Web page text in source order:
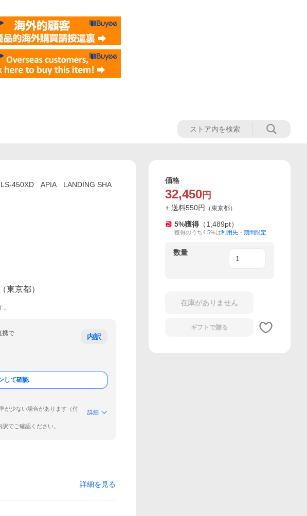
450XD APIA LANDING SHA
（東京都）
携で 内訳
して確認
が少ない場合があります（付
詳細
でご確認ください。
詳細を見る
価格
32,450 円
+ 送料550円 （東京都）
5%獲得 （1,489pt）
獲得のうち4.5%は利用先・期間限定
数量
在庫がありません
ギフトで贈る